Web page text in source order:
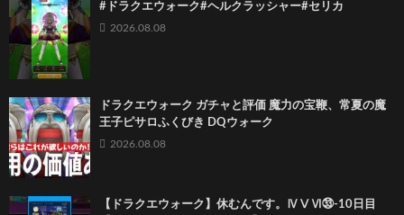
#ドラクエウォーク#ヘルクラッシャー#セリカ
2026.08.08
ドラクエウォーク ガチャと評価 魔力の宝鞭、常夏の魔
王子ピサロふくびき DQウォーク
2026.08.08
【ドラクエウォーク】休むんです。ⅣⅤⅥ㉝-10日目